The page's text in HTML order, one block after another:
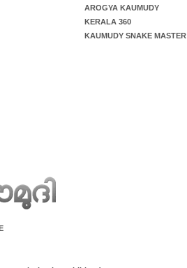
AROGYA KAUMUDY
KERALA 360
KAUMUDY SNAKE MASTER